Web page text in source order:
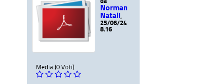
Norman
Natali
25/06/24
8.16
Media (0 Voti)